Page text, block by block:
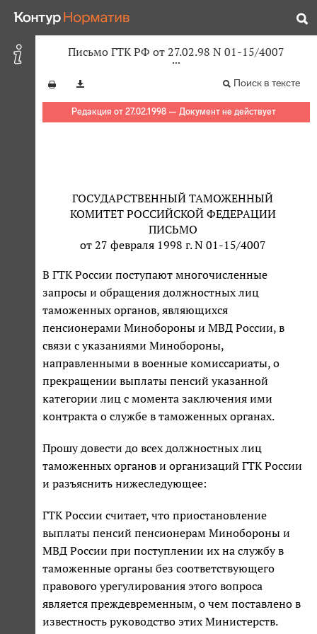
Письмо ГТК РФ от 27.02.98 N 01-15/4007
Поиск в тексте
Редакция от 27.02.1998 — Документ не действует
ГОСУДАРСТВЕННЫЙ ТАМОЖЕННЫЙ
КОМИТЕТ РОССИЙСКОЙ ФЕДЕРАЦИИ
ПИСЬМО
от 27 февраля 1998 г. N 01-15/4007
В ГТК России поступают многочисленные
запросы и обращения должностных лиц
таможенных органов, являющихся
пенсионерами Минобороны и МВД России, в
связи с указаниями Минобороны,
направленными в военные комиссариаты, о
прекращении выплаты пенсий указанной
категории лиц с момента заключения ими
контракта о службе в таможенных органах.
Прошу довести до всех должностных лиц
таможенных органов и организаций ГТК России
и разъяснить нижеследующее:
ГТК России считает, что приостановление
выплаты пенсий пенсионерам Минобороны и
МВД России при поступлении их на службу в
таможенные органы без соответствующего
правового урегулирования этого вопроса
является преждевременным, о чем поставлено в
известность руководство этих Министерств.